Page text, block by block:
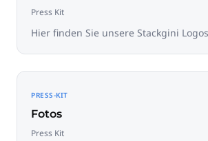
Press Kit
Hier finden Sie unsere Stackgini
PRESS-KIT
Fotos
Press Kit